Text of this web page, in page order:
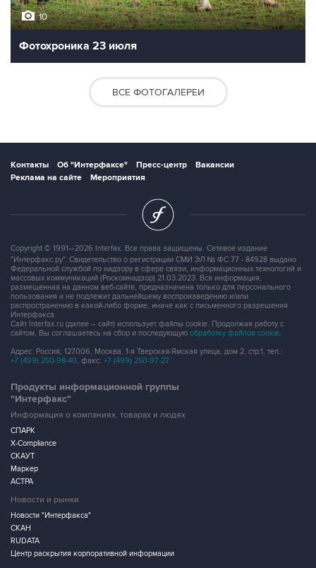
10
Фотохроника 23 июля
ВСЕ ФОТОГАЛЕРЕИ
Контакты Об "Интерфаксе" Пресс-центр
Вакансии
Реклама на сайте
Мероприятия
Copyright © 1991—2026 Interfax. Все права защищены. Сетевое издание
"Интерфакс.ру". Свидетельство о регистрации СМИ ЭЛ № ФС 77 - 84928 выдано
Федеральной службой по надзору в сфере связи, информационных технологий и
массовых коммуникаций (Роскомнадзор) 21.03.2023. Вся информация,
размещенная на данном веб-сайте, предназначена только для персонального
пользования и не подлежит дальнейшему воспроизведению и/или
распространению в какой-либо форме, иначе как с письменного разрешения
Интерфакса.
Сайт Interfax.ru (далее – сайт) использует файлы cookie. Продолжая работу с
сайтом, Вы соглашаетесь на сбор и последующую обработку файлов cookie.
Адрес: Россия, 127006, Москва, 1-я Тверская-Ямская улица, дом 2, стр.1, тел.:
+7 (499) 250-98-40, факс: +7 (499) 250-97-27
Продукты информационной группы
"Интерфакс"
Информация о компаниях, товарах и людях
СПАРК
X-Compliance
СКАУТ
Маркер
АСТРА
Новости и рынки
Новости "Интерфакса"
СКАН
RUDATA
Центр раскрытия корпоративной информации